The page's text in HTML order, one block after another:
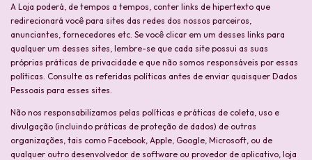
A Loja poderá, de tempos a tempos, conter links de hipertexto que
redirecionará você para sites das redes dos nossos parceiros,
anunciantes, fornecedores etc. Se você clicar em um desses links para
qualquer um desses sites, lembre-se que cada site possui as suas
próprias práticas de privacidade e que não somos responsáveis por essas
políticas. Consulte as referidas políticas antes de enviar quaisquer Dados
Pessoais para esses sites.
Não nos responsabilizamos pelas políticas e práticas de coleta, uso e
divulgação (incluindo práticas de proteção de dados) de outras
organizações, tais como Facebook, Apple, Google, Microsoft, ou de
qualquer outro desenvolvedor de software ou provedor de aplicativo, loja